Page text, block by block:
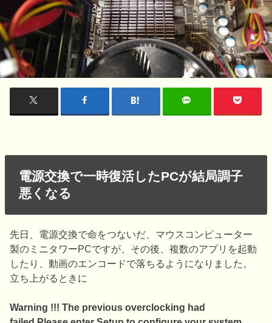
電源交換で一時復活したPCが結局調子
悪くなる
先日、電源交換で命をつないだ、マウスコンピューター
製のミニタワーPCですが、その後、複数のアプリを起動
したり、動画のエンコードで落ちるようになりました。
立ち上がるときに
Warning !!! The previous overclocking had